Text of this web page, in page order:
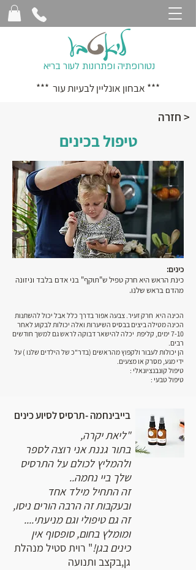
נטורופתיה ופתרונות לעור בריא
*** אבחון אונליין לבעיות עור ***
< חזרה
טיפול בכינים
כינים:
כינת הראש היא חרק טפיל ש"תוקף" בני אדם בלבד וניזונה
מהדם בראש שלנו.
הכינה היא חרק זעיר. צבעה אפור בדרך כלל אבל יכול להשתנות
הכינה מטילה ביצים בבסיס השיערות ואלה יכולות לבקוע לאחר
7-10 ימים, קליפת יכלה להישאר דבוקה לראש גם למשך חודשים
רבים.
הן יכולות לעבור ולקפוץ מהראשים (בדר"כ של הילדים שלנו ) על
ידי מגע, מסרק או מצעים.
טיפול קונבנציונאלי :
טיפול טבעי :
בייבינחמה -תרסיס לסיוע כינים
"ליאת יקרה,
בתור גננת אני רוצה לספר
ולהמליץ לכולם על התרסיס
שלך ביי נחמה..
זה התחיל מילד אחד
ובעקבות זה הרבה הורים ניסו,
זה גם טיפולי וגם מניעתי....
ומומלץ בחום, סופסוף אין
כינים בגן!" רוית סטיל מנהלת
גן,בקצב ותנועה